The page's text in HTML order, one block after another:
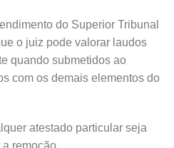
do Superior Tribunal
o juiz pode valorar laudos
quando submetidos ao
com os demais elementos do
atestado particular seja